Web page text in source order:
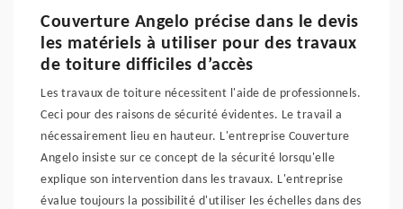
Couverture Angelo précise dans le devis
les matériels à utiliser pour des travaux
de toiture difficiles d’accès
Les travaux de toiture nécessitent l'aide de professionnels.
Ceci pour des raisons de sécurité évidentes. Le travail a
nécessairement lieu en hauteur. L'entreprise Couverture
Angelo insiste sur ce concept de la sécurité lorsqu'elle
explique son intervention dans les travaux. L'entreprise
évalue toujours la possibilité d'utiliser les échelles dans des